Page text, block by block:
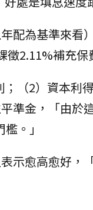
配為基準來看
2.11%補充保
（2）資本利
準金，「由於
。」
示愈高愈好，